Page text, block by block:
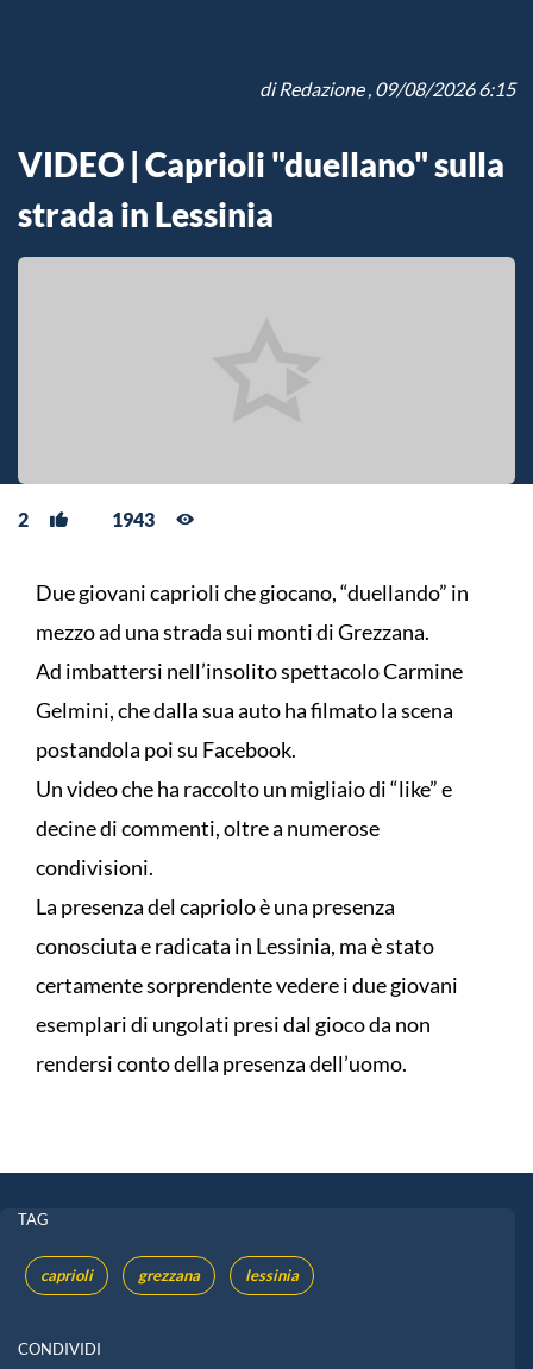
diRedazione, 09/08/2026 6:15
VIDEO | Caprioli "duellano" sulla
strada in Lessinia
2 1943
Due giovani caprioli che giocano, “duellando” in
mezzo ad una strada sui monti di Grezzana.
Ad imbattersi nell’insolito spettacolo Carmine
Gelmini, che dalla sua auto ha filmato la scena
postandola poi su Facebook.
Un video che ha raccolto un migliaio di “like” e
decine di commenti, oltre a numerose
condivisioni.
La presenza del capriolo è una presenza
conosciuta e radicata in Lessinia, ma è stato
certamente sorprendente vedere i due giovani
esemplari di ungolati presi dal gioco da non
rendersi conto della presenza dell’uomo.
TAG
caprioli grezzana lessinia
CONDIVIDI